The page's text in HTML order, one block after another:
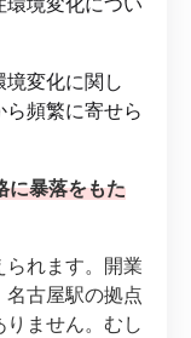
変化に関し
頻繁に寄せら
に暴落をもた
れます。開業
古屋駅の拠点
ません。むし